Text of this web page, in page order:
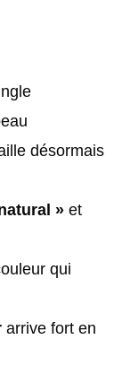
désormais
» et
qui
arrive fort en